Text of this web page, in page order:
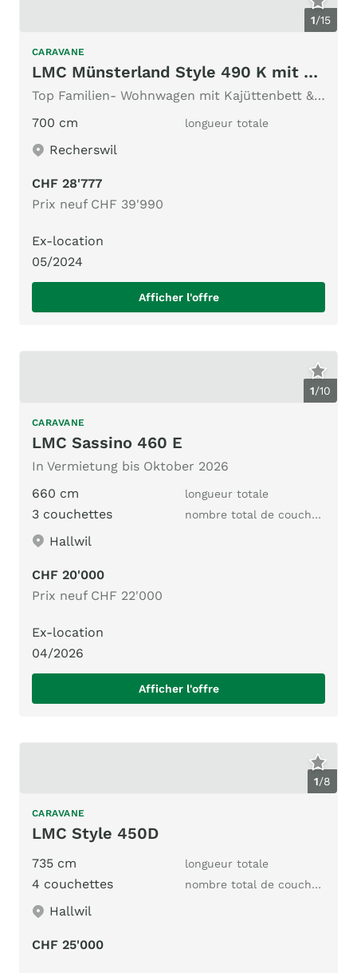
1/15
CARAVANE
LMC Münsterland Style 490 K mit Mover!
Top Familien- Wohnwagen mit Kajüttenbett & Doppelbett!
700 cm
longueur totale
Recherswil
CHF 28'777
Prix neuf CHF 39'990
Ex-location
05/2024
Afficher l'offre
1/10
CARAVANE
LMC Sassino 460 E
In Vermietung bis Oktober 2026
660 cm
longueur totale
3 couchettes nombre total de couchages
Hallwil
CHF 20'000
Prix neuf CHF 22'000
Ex-location
04/2026
Afficher l'offre
1/8
CARAVANE
LMC Style 450D
735 cm longueur totale
4 couchettes nombre total de couchages
Hallwil
CHF 25'000